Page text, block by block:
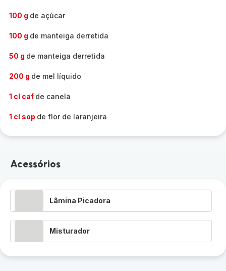
100 g de açúcar
100 g de manteiga derretida
50 g de manteiga derretida
200 g de mel líquido
1 cl caf de canela
1 cl sop de flor de laranjeira
Acessórios
Lâmina Picadora
Misturador